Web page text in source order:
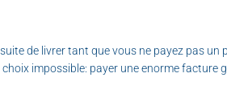
de livrer tant que vous ne payez pas un
impossible: payer une enorme facture